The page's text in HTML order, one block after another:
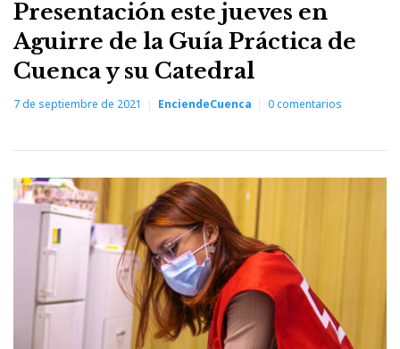
Presentación este jueves en
Aguirre de la Guía Práctica de
Cuenca y su Catedral
7 de septiembre de 2021 EnciendeCuenca 0comentarios